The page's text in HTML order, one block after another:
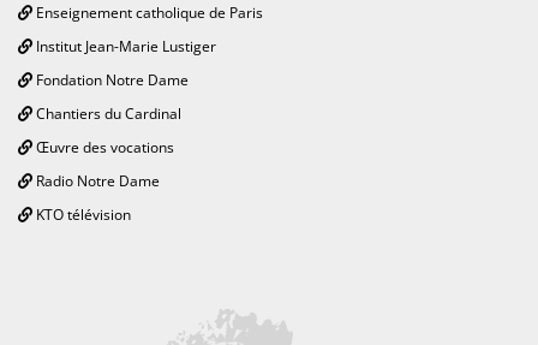
Enseignement catholique de Paris
Institut Jean-Marie Lustiger
Fondation Notre Dame
Chantiers du Cardinal
Œuvre des vocations
Radio Notre Dame
KTO télévision